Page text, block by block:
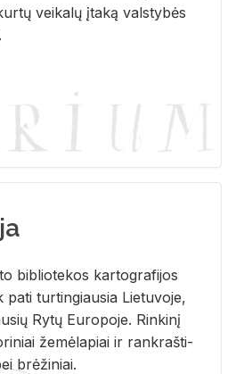
vei­ka­lų įta­ką vals­ty­bės
bi­b­lio­te­kos kar­to­gra­fi­jos
pati tur­tin­giau­sia Lie­tu­vo­je,
Rytų Eu­ro­po­je. Rin­ki­nį
že­mė­la­piai ir rank­raš­ti­
brė­ži­niai.